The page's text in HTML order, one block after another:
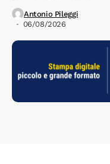
Antonio Pileggi
06/08/2026